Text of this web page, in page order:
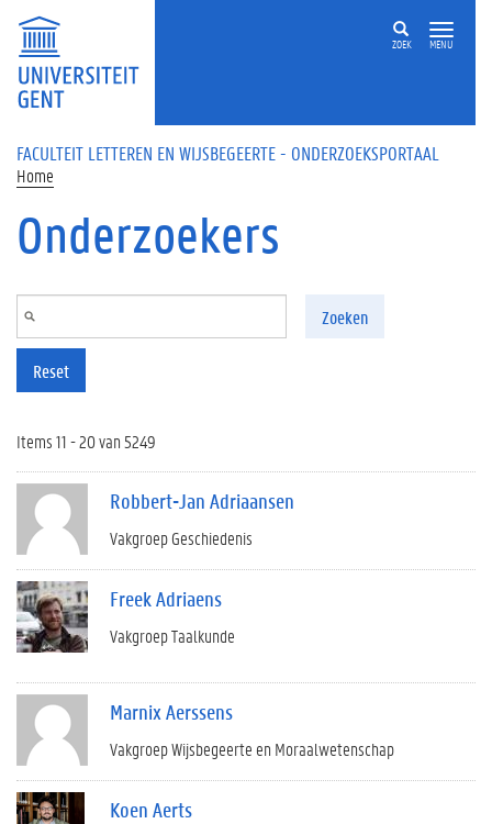
Overslaan en naar de inhoud gaan
ZOEK MENU
FACULTEIT LETTEREN EN WIJSBEGEERTE - ONDERZOEKSPORTAAL
Home
Onderzoekers
Zoeken
Reset
Items 11 - 20 van 5249
Robbert-Jan Adriaansen
Vakgroep Geschiedenis
Freek Adriaens
Vakgroep Taalkunde
Marnix Aerssens
Vakgroep Wijsbegeerte en Moraalwetenschap
Koen Aerts